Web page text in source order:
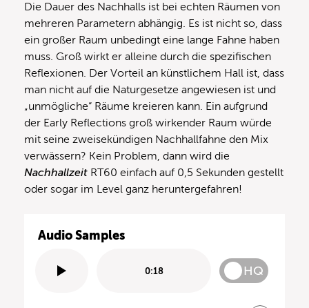
Die Dauer des Nachhalls ist bei echten Räumen von
mehreren Parametern abhängig. Es ist nicht so, dass
ein großer Raum unbedingt eine lange Fahne haben
muss. Groß wirkt er alleine durch die spezifischen
Reflexionen. Der Vorteil an künstlichem Hall ist, dass
man nicht auf die Naturgesetze angewiesen ist und
„unmögliche“ Räume kreieren kann. Ein aufgrund
der Early Reflections groß wirkender Raum würde
mit seine zweisekündigen Nachhallfahne den Mix
verwässern? Kein Problem, dann wird die
Nachhallzeit RT60 einfach auf 0,5 Sekunden gestellt
oder sogar im Level ganz heruntergefahren!
Audio Samples
0:18 HQ